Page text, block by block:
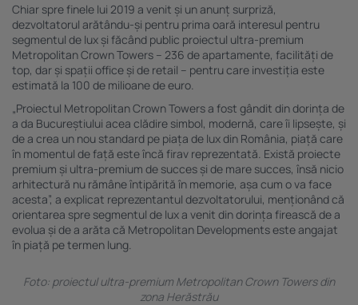
Chiar spre finele lui 2019 a venit și un anunț surpriză,
dezvoltatorul arătându-și pentru prima oară interesul pentru
segmentul de lux și făcând public proiectul ultra-premium
Metropolitan Crown Towers – 236 de apartamente, facilități de
top, dar și spații office și de retail – pentru care investiția este
estimată la 100 de milioane de euro
„Proiectul Metropolitan Crown Towers a fost gândit din dorința de
a da Bucureștiului acea clădire simbol, modernă, care îi lipsește, și
de a crea un nou standard pe piața de lux din România, piață care
în momentul de față este încă firav reprezentată. Există proiecte
premium și ultra-premium de succes și de mare succes, însă nicio
arhitectură nu rămâne întipărită în memorie, așa cum o va face
acesta”, a explicat reprezentantul dezvoltatorului, menționând că
orientarea spre segmentul de lux a venit din dorința firească de a
evolua și de a arăta că Metropolitan Developments este angajat
în piață pe termen lung.
Foto: proiectul ultra-premium Metropolitan Crown Towers din
zona Herăstrău